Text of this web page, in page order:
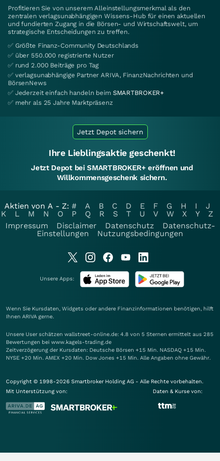
Profitieren Sie von unserem Alleinstellungsmerkmal als den
zentralen verlagsunabhängigen Wissens-Hub für einen aktuellen
und fundierten Zugang in die Börsen- und Wirtschaftswelt, um
strategische Entscheidungen zu treffen.
✅ Größte Finanz-Community Deutschlands
✅ über 550.000 registrierte Nutzer
✅ rund 2.000 Beiträge pro Tag
✅ verlagsunabhängige Partner ARIVA, FinanzNachrichten und
BörsenNews
✅ Jederzeit einfach handeln beim SMARTBROKER+
✅ mehr als 25 Jahre Marktpräsenz
Jetzt Depot sichern
Ihre Lieblingsaktie geschenkt!
Jetzt Depot bei SMARTBROKER+ eröffnen und
Willkommensgeschenk sichern.
Aktien von A - Z: # A B C D E F G H I
J
K
L M N O P Q R S T U V W X Y
Z
Impressum
Disclaimer Datenschutz
Datenschutz-
Einstellungen
Nutzungsbedingungen
Unsere Apps:
Wenn Sie Kursdaten, Widgets oder andere Finanzinformationen benötigen, hilft
Ihnen ARIVA gerne.
Unsere User schätzen wallstreet-online.de: 4.8 von 5 Sternen ermittelt aus 285
Bewertungen bei www.kagels-trading.de
Zeitverzögerung der Kursdaten: Deutsche Börsen +15 Min. NASDAQ +15 Min.
NYSE +20 Min. AMEX +20 Min. Dow Jones +15 Min. Alle Angaben ohne Gewähr.
Copyright © 1998-2026 Smartbroker Holding AG - Alle Rechte vorbehalten.
Mit Unterstützung von:
Daten & Kurse von: